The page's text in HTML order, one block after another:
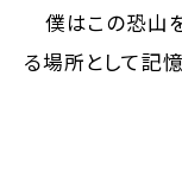
僕はこの恐山
る場所として記憶